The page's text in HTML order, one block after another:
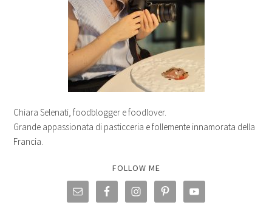
Chiara Selenati, foodblogger e foodlover.
Grande appassionata di pasticceria e follemente innamorata della
Francia.
FOLLOW ME